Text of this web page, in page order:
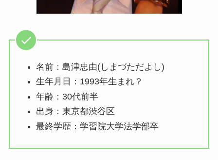
名前：島津忠由(しまづただよし)
生年月日：1993年生まれ？
年齢：30代前半
出身：東京都渋谷区
最終学歴：学習院大学法学部卒